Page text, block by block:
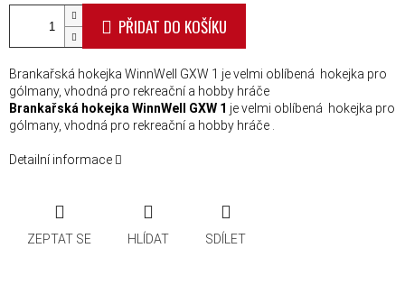
PŘIDAT DO KOŠÍKU
Brankařská hokejka WinnWell GXW 1 je velmi oblíbená hokejka pro
gólmany, vhodná pro rekreační a hobby hráče
Brankařská hokejka WinnWell GXW 1 je velmi oblíbená hokejka pro
gólmany, vhodná pro rekreační a hobby hráče .
Detailní informace
ZEPTAT SE HLÍDAT SDÍLET